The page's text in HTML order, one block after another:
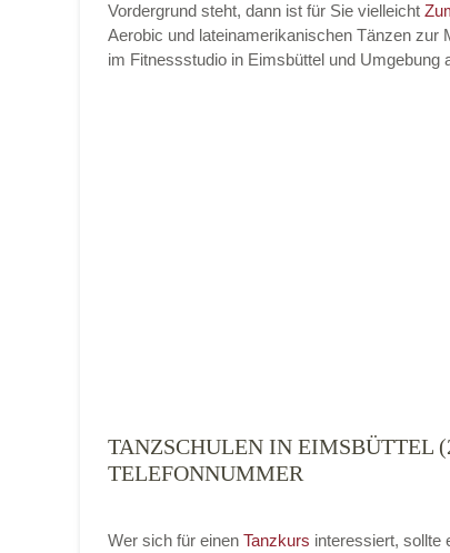
Kontakt Telefonnummer
Vordergrund steht, dann ist für Sie vielleicht
Aerobic und lateinamerikanischen Tänzen zur
im Fitnessstudio in Eimsbüttel und Umgebung
TANZSCHULEN IN EIMSBÜTTEL
TELEFONNUMMER
Wer sich für einen Tanzkurs interessiert, sollte